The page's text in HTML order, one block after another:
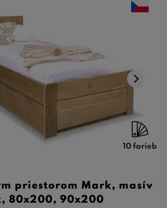
10 farieb
priestorom Mark, masív
80x200, 90x200